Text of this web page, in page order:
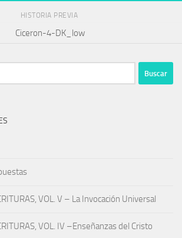
HISTORIA PREVIA
Ciceron-4-DK_low
VOL. V – La Invocación Universal
VOL. IV –Enseñanzas del Cristo